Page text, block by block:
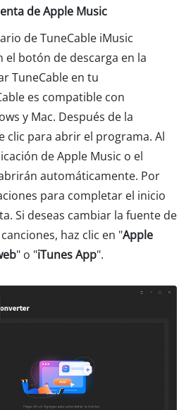
de Apple Music
de TuneCable iMusic
el botón de descarga en la
TuneCable en tu
es compatible con
y Mac. Después de la
clic para abrir el programa. Al
de Apple Music o el
automáticamente. Por
para completar el inicio
Si deseas cambiar la fuente de
haz clic en "Apple
" o "iTunes App".